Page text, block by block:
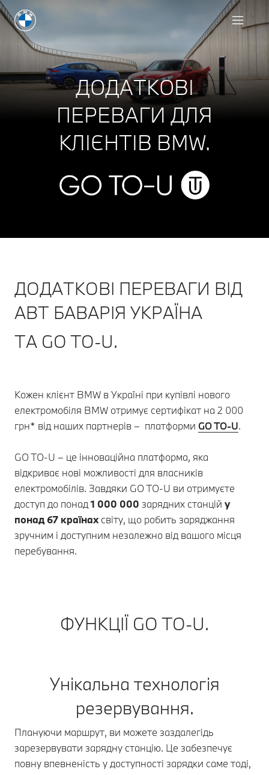
ДОДАТКОВІ
ПЕРЕВАГИ ДЛЯ
КЛІЄНТІВ BMW.
ДОДАТКОВІ ПЕРЕВАГИ ВІД
АВТ БАВАРІЯ УКРАЇНА
ТА GO TO-U.
Кожен клієнт BMW в Україні при купівлі нового
електромобіля BMW отримує сертифікат на 2 000
грн* від наших партнерів – платформи GO TO-U.
GO TO-U – це інноваційна платформа, яка
відкриває нові можливості для власників
електромобілів. Завдяки GO TO-U ви отримуєте
доступ до понад 1 000 000 зарядних станцій у
понад 67 країнах світу, що робить заряджання
зручним і доступним незалежно від вашого місця
перебування.
ФУНКЦІЇ GO TO-U.
Унікальна технологія
резервування.
Плануючи маршрут, ви можете заздалегідь
зарезервувати зарядну станцію. Це забезпечує
повну впевненість у доступності зарядки саме тоді,